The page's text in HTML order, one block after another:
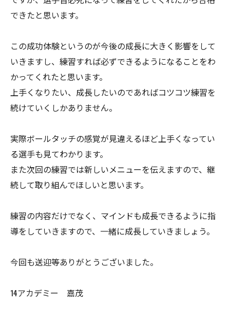
できたと思います。
この成功体験というのが今後の成長に大きく影響をして
いきますし、練習すれば必ずできるようになることをわ
かってくれたと思います。
上手くなりたい、成長したいのであればコツコツ練習を
続けていくしかありません。
実際ボールタッチの感覚が見違えるほど上手くなってい
る選手も見てわかります。
また次回の練習では新しいメニューを伝えますので、継
続して取り組んでほしいと思います。
練習の内容だけでなく、マインドも成長できるように指
導をしていきますので、一緒に成長していきましょう。
今回も送迎等ありがとうございました。
14アカデミー 嘉茂